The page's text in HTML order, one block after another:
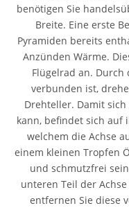
benötigen Sie
Breite. Eine erste
Pyramiden bereits
Anzünden Wärme.
Flügelrad an. Durch
verbunden ist,
Drehteller. Damit
kann, befindet sich auf
welchem die Achse
einem kleinen Tropfen
und schmutzfrei
unteren Teil der
entfernen Sie diese